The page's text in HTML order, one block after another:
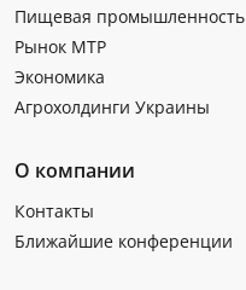
Пищевая промышленность
Рынок МТР
Экономика
Агрохолдинги Украины
О компании
Контакты
Ближайшие конференции